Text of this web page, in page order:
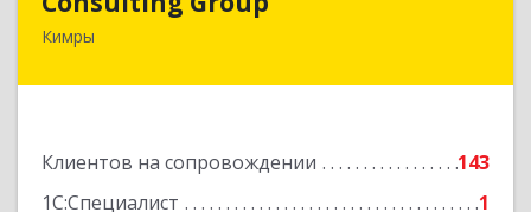
Кимры
Клиентов на сопровождении
143
1С:Специалист
1
171507, Тверская обл, Кимры г, Малая Садовая